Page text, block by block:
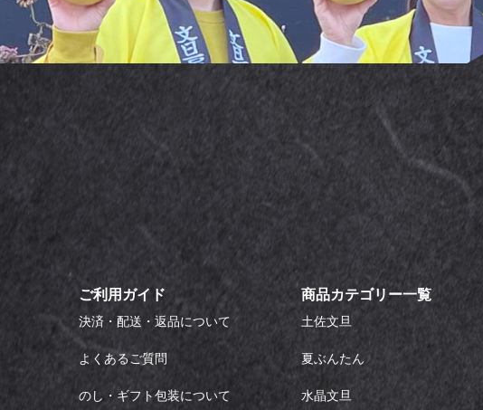
ご利用ガイド
決済・配送・返品について
よくあるご質問
のし・ギフト包装について
商品カテゴリー一覧
土佐文旦
夏ぶんたん
水晶文旦